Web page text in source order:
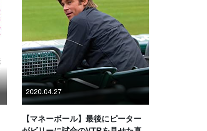
2020.04.27
【マネーボール】最後にピーター